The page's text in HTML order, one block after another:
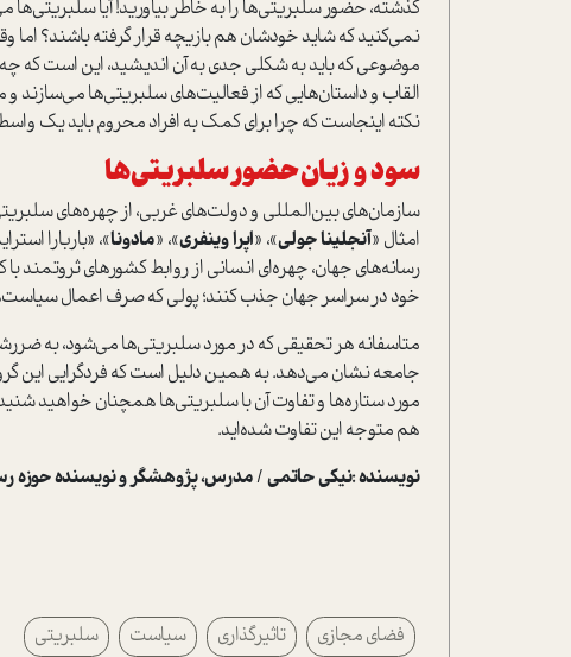
گذشته، حضور سلبریتی‌ها را به خاطر بیاورید! آیا
نمی‌کنید که شاید خودشان هم بازیچه قرار گرفته باشند؟
موضوعی که باید به شکلی جدی به آن اندیشید، این است که
القاب و داستان‌هایی که از فعالیت‌های سلبریتی‌ها
نکته اینجاست که چرا برای کمک به افراد محروم باید یک
سود و زیان حضور سلبریتیها
سازمان‌های بین‌المللی و دولت‌های غربی، از چهره‌های
امثال «آنجلینا جولی»، «اپرا وینفری»، «مادونا»، «باربارا
رسانه‌های جهان، چهره‌ای انسانی از روابط کشورهای ثروتمند با
خود در سراسر جهان جذب کنند؛ پولی که صرف اعمال
متاسفانه هر تحقیقی که در مورد سلبریتی‌ها می‌شود، به
جامعه نشان می‌دهد. به همین دلیل است که فردگرایی این
مورد ستاره‌ها و تفاوت آن با سلبریتی‌ها همچنان خواهید
هم متوجه این تفاوت شده‌اید.
نویسنده :نیکی حاتمی / مدرس، پژوهشگر و نویسنده حوزه
فضای مجازی تاثیرگذاری سیاست سلبریتی